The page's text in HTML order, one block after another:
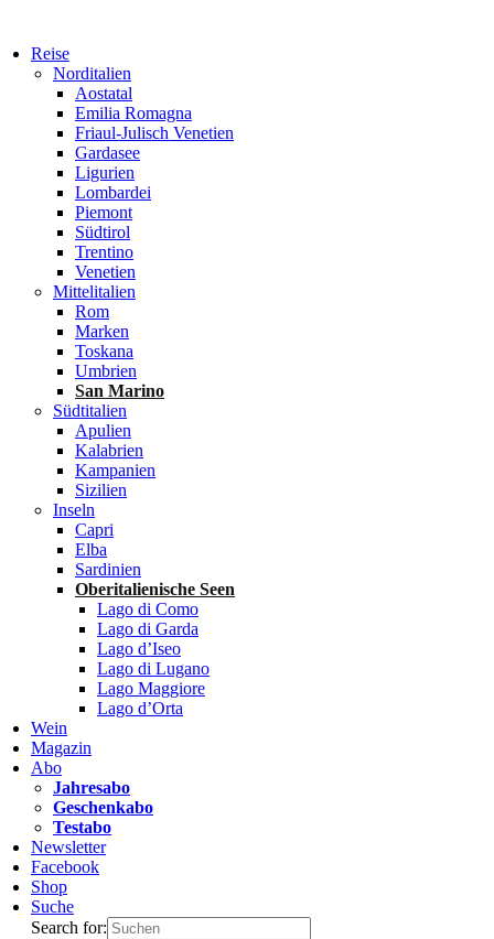
Reise
Norditalien
Aostatal
Emilia Romagna
Friaul-Julisch Venetien
Gardasee
Ligurien
Lombardei
Piemont
Südtirol
Trentino
Venetien
Mittelitalien
Rom
Marken
Toskana
Umbrien
San Marino
Südtitalien
Apulien
Kalabrien
Kampanien
Sizilien
Inseln
Capri
Elba
Sardinien
Oberitalienische Seen
Lago di Como
Lago di Garda
Lago d’Iseo
Lago di Lugano
Lago Maggiore
Lago d’Orta
Wein
Magazin
Abo
Jahresabo
Geschenkabo
Testabo
Newsletter
Facebook
Shop
Suche
Search for: